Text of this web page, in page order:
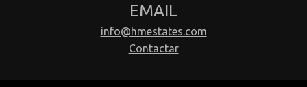
EMAIL
info@hmestates.com
Contactar